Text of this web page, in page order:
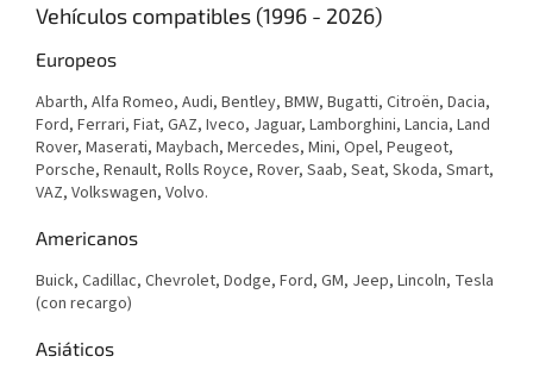
Vehículos compatibles (1996 - 2026)
Europeos
Abarth, Alfa Romeo, Audi, Bentley, BMW, Bugatti, Citroën, Dacia,
Ford, Ferrari, Fiat, GAZ, Iveco, Jaguar, Lamborghini, Lancia, Land
Rover, Maserati, Maybach, Mercedes, Mini, Opel, Peugeot,
Porsche, Renault, Rolls Royce, Rover, Saab, Seat, Skoda, Smart,
VAZ, Volkswagen, Volvo.
Americanos
Buick, Cadillac, Chevrolet, Dodge, Ford, GM, Jeep, Lincoln, Tesla
(con recargo)
Asiáticos